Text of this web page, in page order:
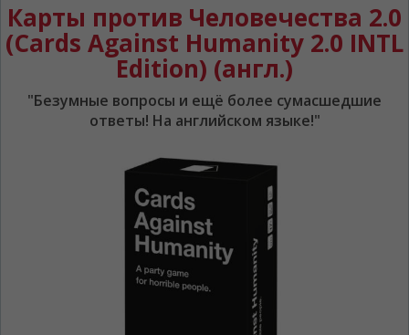
Карты против Человечества 2.0
(Cards Against Humanity 2.0 INTL
Edition) (англ.)
"Безумные вопросы и ещё более сумасшедшие
ответы! На английском языке!"